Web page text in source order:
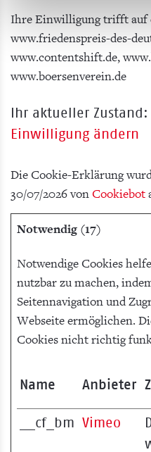
Ihre Einwilligung trifft auf
www.friedenspreis-des-
www.contentshift.de,
www.boersenverein.de
Ihr aktueller
Einwilligung ändern
Die Cookie-Erklärung
30/07/2026 vonCookiebot
Notwendig (17)
Notwendige Cookies
nutzbar zu machen,
Seitennavigation und
Webseite ermöglichen.
Cookies nicht richtig
Name Anbieter
__cf_bm Vimeo